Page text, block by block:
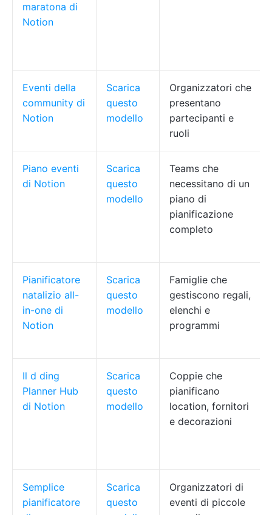
maratona di
Notion
Eventi della
community di
Notion
Scarica
questo
modello
Organizzatori che
presentano
partecipanti e
ruoli
Piano eventi
di Notion
Scarica
questo
modello
Teams che
necessitano di un
piano di
pianificazione
completo
Pianificatore
natalizio all-
in-one di
Notion
Scarica
questo
modello
Famiglie che
gestiscono regali,
elenchi e
programmi
Il d ding
Planner Hub
di Notion
Scarica
questo
modello
Coppie che
pianificano
location, fornitori
e decorazioni
Semplice
pianificatore
Scarica
questo
Organizzatori di
eventi di piccole